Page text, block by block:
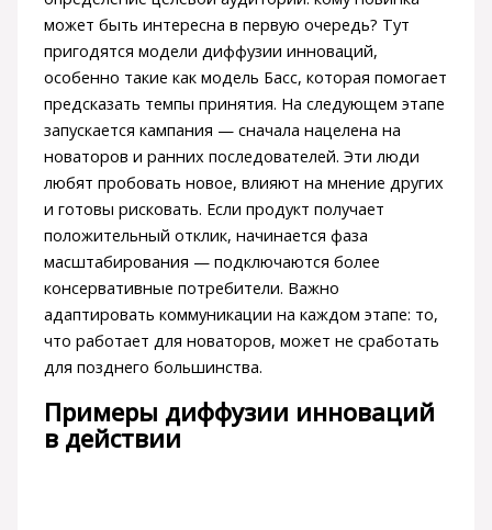
может быть интересна в первую очередь? Тут
пригодятся модели диффузии инноваций,
особенно такие как модель Басс, которая помогает
предсказать темпы принятия. На следующем этапе
запускается кампания — сначала нацелена на
новаторов и ранних последователей. Эти люди
любят пробовать новое, влияют на мнение других
и готовы рисковать. Если продукт получает
положительный отклик, начинается фаза
масштабирования — подключаются более
консервативные потребители. Важно
адаптировать коммуникации на каждом этапе: то,
что работает для новаторов, может не сработать
для позднего большинства.
Примеры диффузии инноваций
в действии